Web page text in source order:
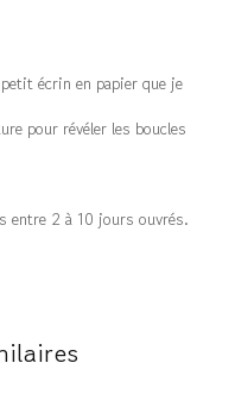
écrin en papier que je
pour révéler les boucles
entre 2 à 10 jours ouvrés.